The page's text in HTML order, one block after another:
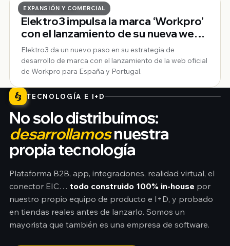
EXPANSIÓN Y COMERCIAL
25 · MAYO · 2026
Elektro3 impulsa la marca ‘Workpro’
con el lanzamiento de su nueva web
oficial para España y Portugal
Elektro3 da un nuevo paso en su estrategia de
desarrollo de marca con el lanzamiento de la web oficial
de Workpro para España y Portugal.
TECNOLOGÍA E I+D
No solo distribuimos:
desarrollamosnuestra
propia tecnología
Plataforma B2B, app, integraciones, realidad virtual, el
conector EIC… todo construido 100% in-house por
nuestro propio equipo de producto e I+D, y probado
en tiendas reales antes de lanzarlo. Somos un
mayorista que también es una empresa de software.